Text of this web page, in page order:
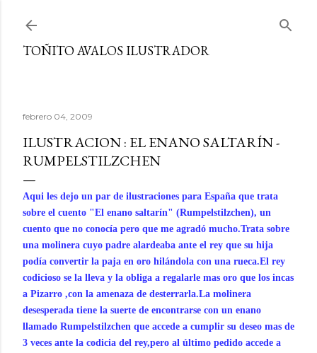
TOÑITO AVALOS ILUSTRADOR
febrero 04, 2009
ILUSTRACION : EL ENANO SALTARÍN -
RUMPELSTILZCHEN
Aqui les dejo un par de ilustraciones para España que trata
sobre el cuento "El enano saltarín" (Rumpelstilzchen), un
cuento que no conocía pero que me agradó mucho.Trata sobre
una molinera cuyo padre alardeaba ante el rey que su hija
podía convertir la paja en oro hilándola con una rueca.El rey
codicioso se la lleva y la obliga a regalarle mas oro que los incas
a Pizarro ,con la amenaza de desterrarla.La molinera
desesperada tiene la suerte de encontrarse con un enano
llamado Rumpelstilzchen que accede a cumplir su deseo mas de
3 veces ante la codicia del rey,pero al último pedido accede a